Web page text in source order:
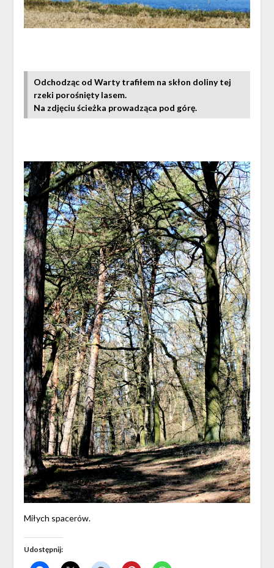
Odchodząc od Warty trafiłem na skłon doliny tej
rzeki porośnięty lasem.
Na zdjęciu ścieżka prowadząca pod górę.
Miłych spacerów.
Udostępnij: